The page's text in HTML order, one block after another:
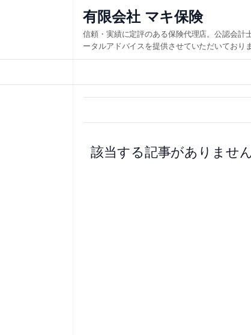
ス
キ
有限会社 マキ保険
信頼・実績に定評のある保険代理店。公認会計
ータルアドバイスを提供させていただいておりま
該当する記事がありません